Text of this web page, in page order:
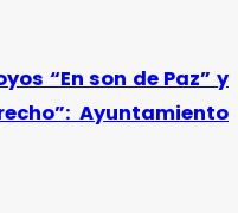
“En son de Paz” y
Ayuntamiento